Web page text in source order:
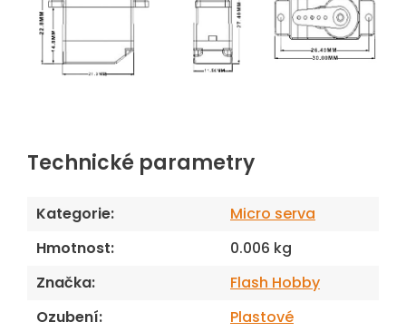
Technické parametry
Kategorie:
Micro serva
Hmotnost:
0.006 kg
Značka:
Flash Hobby
Ozubení: Plastové